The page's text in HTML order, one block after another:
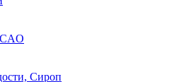
Сироп